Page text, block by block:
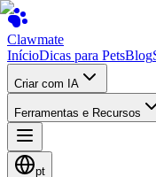
Clawmate
InícioDicas para PetsBlog
Criar com IA
Ferramentas e Recursos
pt